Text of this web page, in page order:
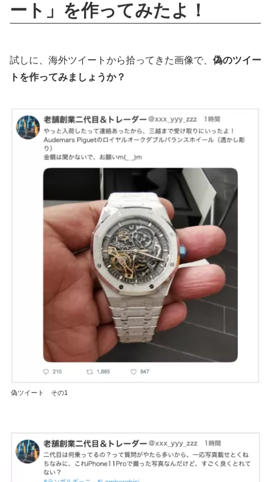
ート」を作ってみたよ！
試しに、海外ツイートから拾ってきた画像で、 偽のツイー
トを作ってみましょうか？
偽ツイート その1